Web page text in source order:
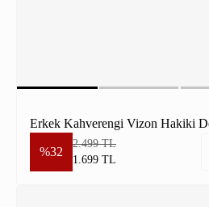
Erkek Kahverengi Vizon Hakiki
%32
2.499 TL
1.699 TL